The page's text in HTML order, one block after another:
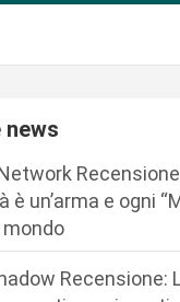
news
è un’arma e ogni
Recensione: